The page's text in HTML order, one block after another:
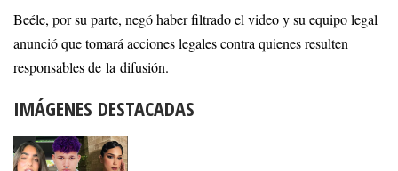
Beéle, por su parte, negó haber filtrado el video y su equipo legal
anunció que tomará acciones legales contra quienes resulten
responsables de la difusión.
IMÁGENES DESTACADAS